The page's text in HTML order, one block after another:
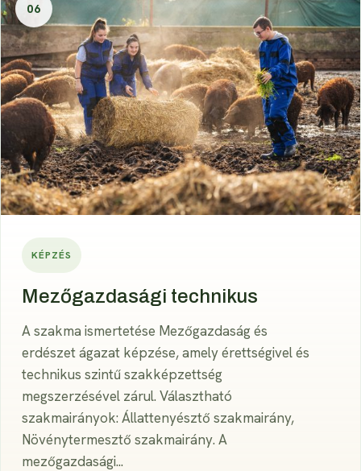
06
KÉPZÉS
Mezőgazdasági technikus
A szakma ismertetése Mezőgazdaság és
erdészet ágazat képzése, amely érettségivel és
technikus szintű szakképzettség
megszerzésével zárul. Választható
szakmairányok: Állattenyésztő szakmairány,
Növénytermesztő szakmairány. A
mezőgazdasági...